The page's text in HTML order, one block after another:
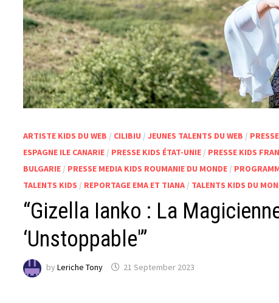
ARTISTE KIDS DU WEB / CILIBIU /JEUNES TALENTS DU WEB /
ESPAGNE ILE CANARIE / PRESSE KIDS ÉTAT-UNIE / PRESSE KIDS
BULGARIE / PRESSE MEDIA KIDS ROUMANIE DU MONDE /
TALENTS KIDS / REPORTAGE EMA ET TIANA / TALENTS KIDS DU
“Gizella Ianko : La
‘Unstoppable'”
byLeriche Tony 21 September 2023